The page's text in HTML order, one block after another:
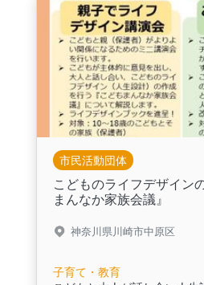
市民活動団体
こどものライフデザイン
まんなか家族会議』
神奈川県川崎市中原区
子育て・教育